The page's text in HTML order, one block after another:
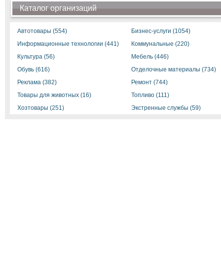
Каталог организаций
Автотовары (554)
Бизнес-услуги (1054)
Информационные технологии (441)
Коммунальные (220)
Культура (56)
Мебель (446)
Обувь (616)
Отделочные материалы (734)
Реклама (382)
Ремонт (744)
Товары для животных (16)
Топливо (111)
Хозтовары (251)
Экстренные службы (59)